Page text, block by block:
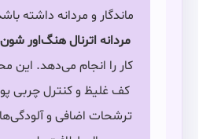
ماندگار و مردانه داشته
مردانه اترنال هنگ‌اور شون
کار را انجام می‌دهد. این
کف غلیظ و کنترل چربی
ترشحات اضافی و